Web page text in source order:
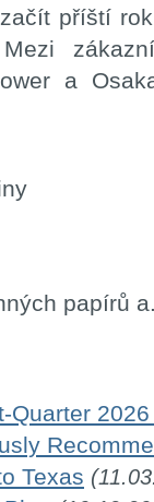
příští
a
papírů
Quarter
Texas